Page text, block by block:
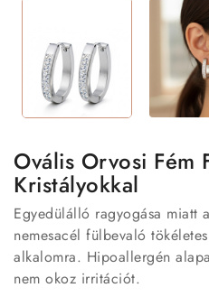
Ovális Orvosi Fém
Kristályokkal
Egyedülálló ragyogása miatt
nemesacél fülbevaló
alkalomra. Hipoallergén
nem okoz irritációt.